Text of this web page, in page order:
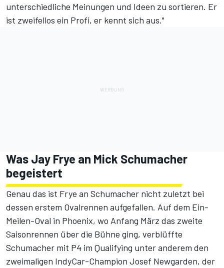
unterschiedliche Meinungen und Ideen zu sortieren. Er
ist zweifellos ein Profi, er kennt sich aus."
Was Jay Frye an Mick Schumacher
begeistert
Genau das ist Frye an Schumacher nicht zuletzt bei
dessen erstem Ovalrennen aufgefallen. Auf dem Ein-
Meilen-Oval in Phoenix, wo Anfang März das zweite
Saisonrennen über die Bühne ging, verblüffte
Schumacher mit P4 im Qualifying unter anderem den
zweimaligen IndyCar-Champion Josef Newgarden, der